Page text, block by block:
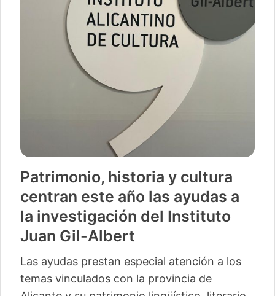
Patrimonio, historia y cultura
centran este año las ayudas a
la investigación del Instituto
Juan Gil-Albert
Las ayudas prestan especial atención a los
temas vinculados con la provincia de